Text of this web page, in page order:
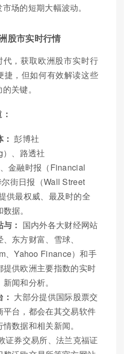
场的短期大幅波动。
股市实时行情
，获取欧洲股市实时行
捷，但如何有效解读这些
关键。
彭博社
）、路透社
、金融时报（Financial
街日报（Wall Street
供最权威、最及时的全
据。
： 国内外各大财经网站
、东方财富、雪球、
、Yahoo Finance）和手
提供欧洲主要指数的实时
闻和分析。
大部分提供国际股票交
平台，都会在其交易软件
数据和相关新闻。
证券交易所、法兰克福证